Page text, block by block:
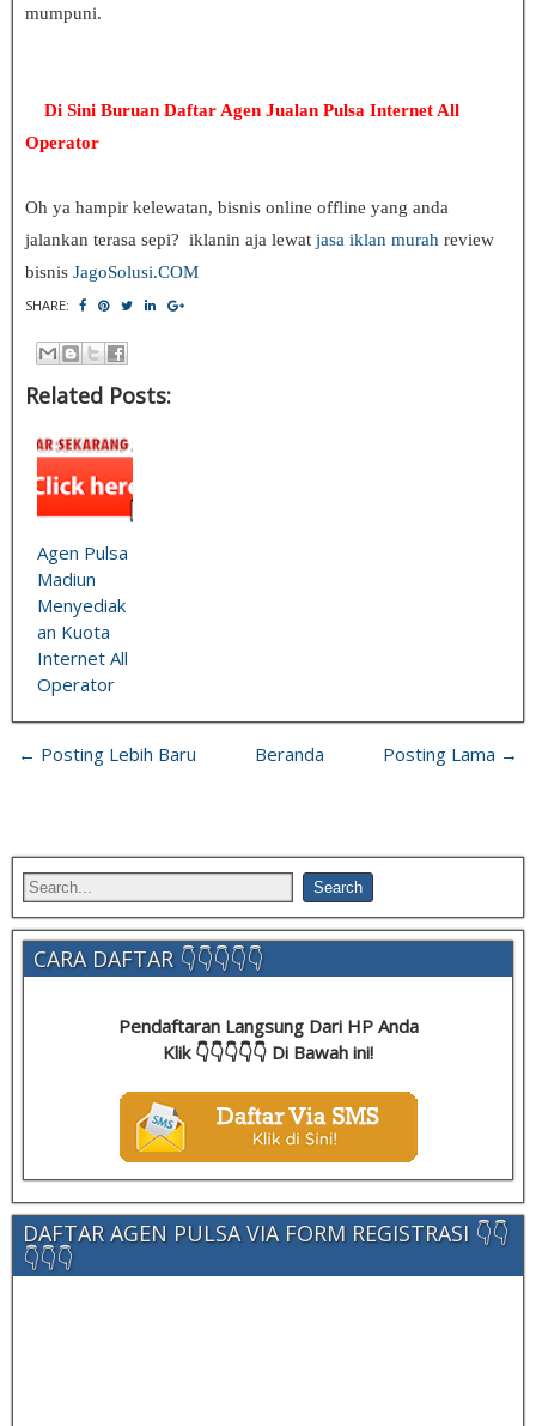
mumpuni.
Di Sini Buruan Daftar Agen Jualan Pulsa Internet All
Operator
Oh ya hampir kelewatan, bisnis online offline yang anda
jalankan terasa sepi? iklanin aja lewat jasa iklan murah review
bisnis JagoSolusi.COM
SHARE:
Related Posts:
Agen Pulsa
Madiun
Menyediak
an Kuota
Internet All
Operator
← Posting Lebih Baru Posting Lama →
Beranda
CARA DAFTAR 👇👇👇👇👇
Pendaftaran Langsung Dari HP Anda
Klik 👇👇👇👇👇 Di Bawah ini!
DAFTAR AGEN PULSA VIA FORM REGISTRASI 👇👇
👇👇👇